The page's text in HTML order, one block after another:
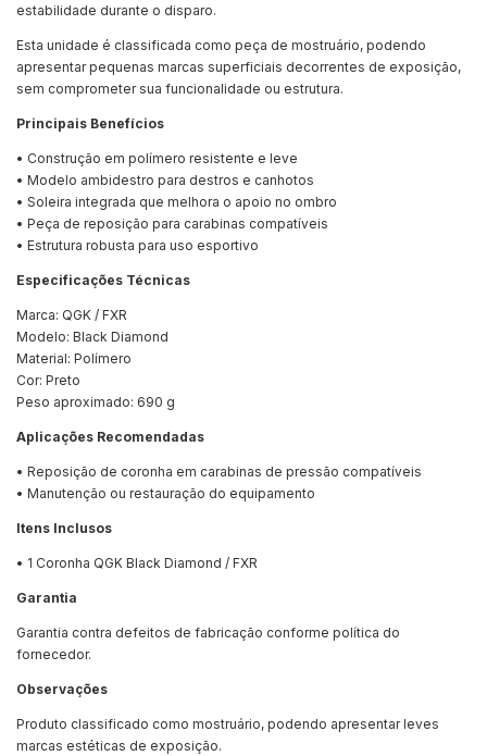
estabilidade durante o disparo.
Esta unidade é classificada como peça de mostruário, podendo
apresentar pequenas marcas superficiais decorrentes de exposição,
sem comprometer sua funcionalidade ou estrutura.
Principais Benefícios
• Construção em polímero resistente e leve
• Modelo ambidestro para destros e canhotos
• Soleira integrada que melhora o apoio no ombro
• Peça de reposição para carabinas compatíveis
• Estrutura robusta para uso esportivo
Especificações Técnicas
Marca: QGK / FXR
Modelo: Black Diamond
Material: Polímero
Cor: Preto
Peso aproximado: 690 g
Aplicações Recomendadas
• Reposição de coronha em carabinas de pressão compatíveis
• Manutenção ou restauração do equipamento
Itens Inclusos
• 1 Coronha QGK Black Diamond / FXR
Garantia
Garantia contra defeitos de fabricação conforme política do
fornecedor.
Observações
Produto classificado como mostruário, podendo apresentar leves
marcas estéticas de exposição.